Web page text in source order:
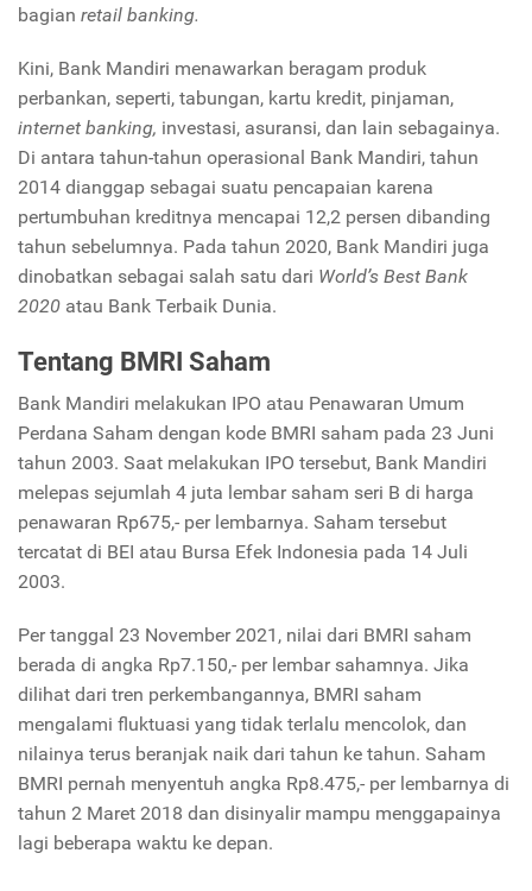
bagian retail banking.
Kini, Bank Mandiri menawarkan beragam produk
perbankan, seperti, tabungan, kartu kredit, pinjaman,
internet banking, investasi, asuransi, dan lain sebagainya.
Di antara tahun-tahun operasional Bank Mandiri, tahun
2014 dianggap sebagai suatu pencapaian karena
pertumbuhan kreditnya mencapai 12,2 persen dibanding
tahun sebelumnya. Pada tahun 2020, Bank Mandiri juga
dinobatkan sebagai salah satu dari World’s Best Bank
2020 atau Bank Terbaik Dunia.
Tentang BMRI Saham
Bank Mandiri melakukan IPO atau Penawaran Umum
Perdana Saham dengan kode BMRI saham pada 23 Juni
tahun 2003. Saat melakukan IPO tersebut, Bank Mandiri
melepas sejumlah 4 juta lembar saham seri B di harga
penawaran Rp675,- per lembarnya. Saham tersebut
tercatat di BEI atau Bursa Efek Indonesia pada 14 Juli
2003.
Per tanggal 23 November 2021, nilai dari BMRI saham
berada di angka Rp7.150,- per lembar sahamnya. Jika
dilihat dari tren perkembangannya, BMRI saham
mengalami fluktuasi yang tidak terlalu mencolok, dan
nilainya terus beranjak naik dari tahun ke tahun. Saham
BMRI pernah menyentuh angka Rp8.475,- per lembarnya di
tahun 2 Maret 2018 dan disinyalir mampu menggapainya
lagi beberapa waktu ke depan.